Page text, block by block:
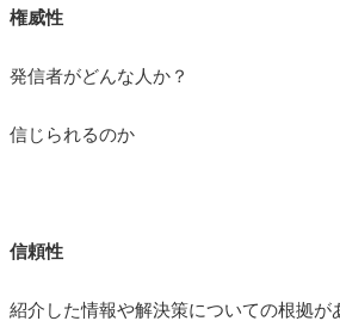
権威性
発信者がどんな人か？
信じられるのか
信頼性
紹介した情報や解決策についての根拠が